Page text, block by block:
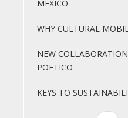
MEXICO
WHY CULTURAL
NEW
POETICO
KEYS TO